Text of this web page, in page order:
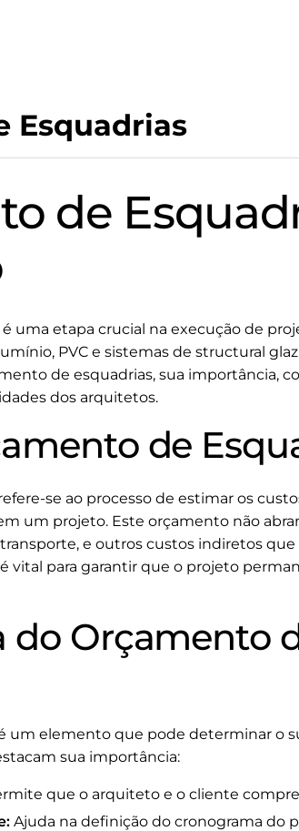
Esquadrias
de
é uma etapa crucial na execução de
PVC e sistemas de structural
de esquadrias, sua importância,
dos arquitetos.
de
se ao processo de estimar os
um projeto. Este orçamento não
e outros custos indiretos
vital para garantir que o projeto
Orçamento
um elemento que pode determinar o
sua importância:
que o arquiteto e o cliente
Ajuda na definição do cronograma do